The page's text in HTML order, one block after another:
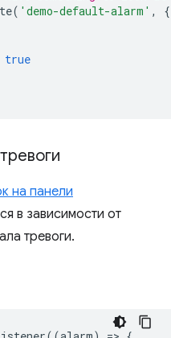
( 'demo-default-alarm' ,
{
true
на панели
в зависимости от
тревоги.